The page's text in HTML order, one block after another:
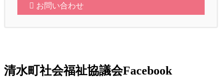
お問い合わせ
清水町社会福祉協議会Facebook